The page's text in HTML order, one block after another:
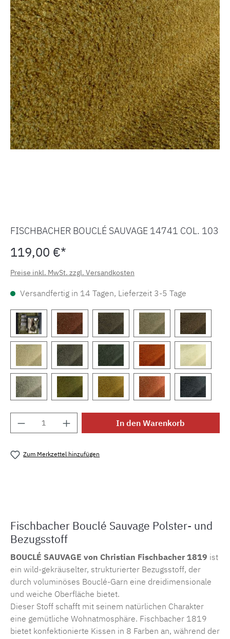
FISCHBACHER BOUCLÉ SAUVAGE 14741 COL. 103
119,00 €*
Preise inkl. MwSt. zzgl. Versandkosten
Versandfertig in 14 Tagen, Lieferzeit 3-5 Tage
Produkt Anzahl: Gib den gewünschten
In den Warenkorb
Zum Merkzettel hinzufügen
Fischbacher Bouclé Sauvage Polster- und
Bezugsstoff
BOUCLÉ SAUVAGE von Christian Fischbacher 1819 ist
ein wild-gekräuselter, strukturierter Bezugsstoff, der
durch voluminöses Bouclé-Garn eine dreidimensionale
und weiche Oberfläche bietet.
Dieser Stoff schafft mit seinem natürlichen Charakter
eine gemütliche Wohnatmosphäre. Fischbacher 1819
bietet konfektionierte Kissen in 8 Farben an, während der